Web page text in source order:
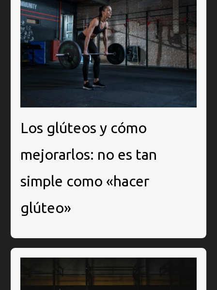
Los glúteos y cómo
mejorarlos: no es tan
simple como «hacer
glúteo»